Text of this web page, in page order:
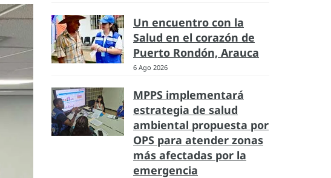
Un encuentro con la
Salud en el corazón de
Puerto Rondón, Arauca
6 Ago 2026
MPPS implementará
estrategia de salud
ambiental propuesta por
OPS para atender zonas
más afectadas por la
emergencia